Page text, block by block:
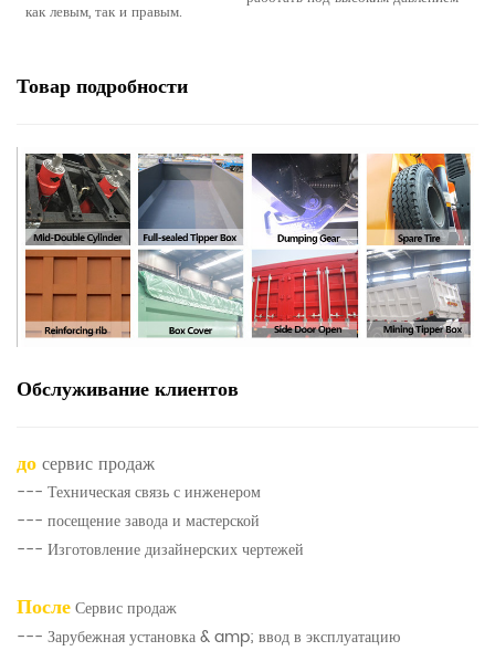
как левым, так и правым.
Товарподробности
Обслуживание клиентов
досервис продаж
--- Техническая связь с инженером
--- посещение завода и мастерской
--- Изготовление дизайнерских чертежей
ПослеСервис продаж
--- Зарубежная установка & amp; ввод в эксплуатацию